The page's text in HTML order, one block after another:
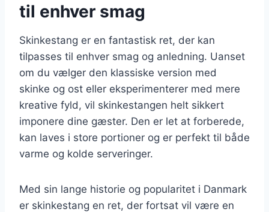
til enhver smag
Skinkestang er en fantastisk ret, der kan
tilpasses til enhver smag og anledning. Uanset
om du vælger den klassiske version med
skinke og ost eller eksperimenterer med mere
kreative fyld, vil skinkestangen helt sikkert
imponere dine gæster. Den er let at forberede,
kan laves i store portioner og er perfekt til både
varme og kolde serveringer.
Med sin lange historie og popularitet i Danmark
er skinkestang en ret, der fortsat vil være en